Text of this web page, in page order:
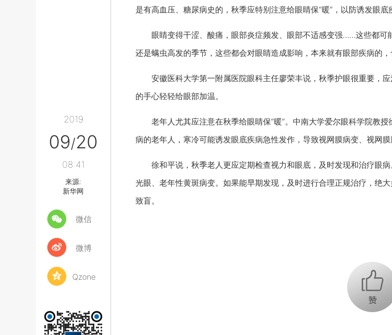
2019
09/20
08:41
来源:
新华网
微信
微博
Qzone
是有高血压、糖尿病史的，秋季应特别注意给眼睛保“暖”，以防诱发眼底
眼睛变得干涩、酸痛，眼部炎症频发、眼部不适感变强……这些都可
还是螨虫高发的季节，这些都会对眼睛造成影响，本来就有眼部疾病的，
安徽医科大学第一附属医院眼科主任廖荣丰说，秋季护眼很重要，应
的手心轻轻给眼部加温。
老年人尤其应注意在秋季给眼睛保“暖”。中南大学爱尔眼科学院教授
病的老年人，寒冷可能诱发眼底疾病急性发作，导致视网膜病变、视网膜
徐和平说，秋季老人更应定期检查视力和眼底，及时发现和治疗眼病
光眼、老年性黄斑病变。如果能早期发现，及时进行合理正规治疗，绝
致盲。
+1